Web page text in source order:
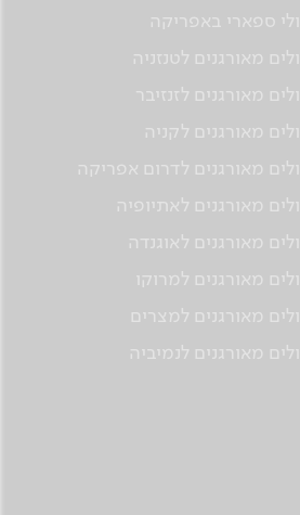
ספארי באפריקה
מאורגנים לטנזניה
מאורגנים לזנזיבר
מאורגנים לקניה
מאורגנים לדרום אפריקה
מאורגנים לאתיופיה
מאורגנים לאוגנדה
מאורגנים למרוקו
מאורגנים למצרים
מאורגנים לנמיביה